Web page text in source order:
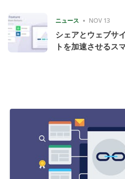
ニュース NOV 13
シェアとウェブサ
トを加速させるス